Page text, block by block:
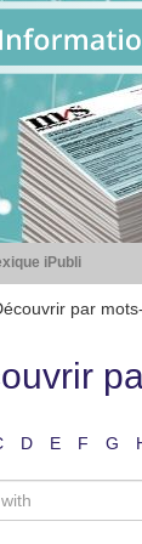
iPubli
par
D E F G